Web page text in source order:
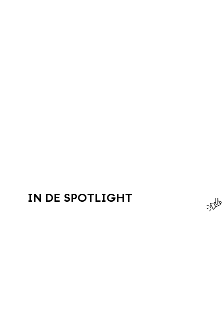
IN DE SPOTLIGHT